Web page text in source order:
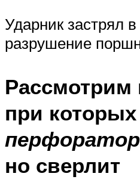
Ударник застрял
разрушение
Рассмотрим
при которых
перфоратор
но сверлит